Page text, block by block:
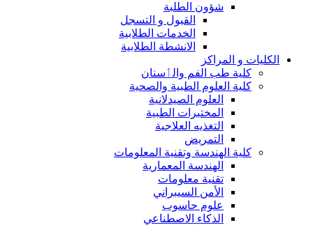
شؤون الطلبة
القبول و التسجل
الخدمات الطلابية
الانشطة الطلابية
الكليات و المراكز
كلية طب الفم والٲسنان
كلية العلوم الطبية والصحية
العلوم الصيدلانية
المختبرات الطبية
التغذيه العلاجية
التمريض
كلية الهندسة وتقنية المعلومات
الهندسة المعمارية
تقنية معلومات
الأمن السيبراني
علوم حاسوب
الذكاء الاصطناعي